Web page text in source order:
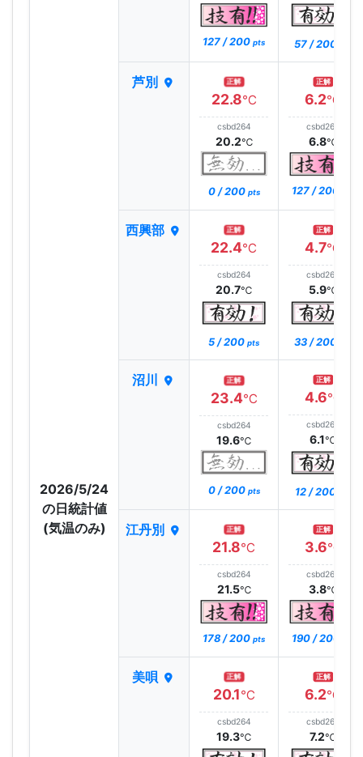
2026/5/24
の日統計値
(気温のみ)
127 / 200 pts 57 / 200
芦別 正解
22.8℃
csbd264
20.2℃
0 / 200 pts
正解
6.2℃
csbd264
6.8℃
127 / 200
西興部 正解
22.4℃
csbd264
20.7℃
5 / 200 pts
正解
4.7℃
csbd264
5.9℃
33 / 200
沼川 正解
23.4℃
csbd264
19.6℃
0 / 200 pts
正解
4.6℃
csbd264
6.1℃
12 / 200
江丹別 正解
21.8℃
csbd264
21.5℃
178 / 200 pts
正解
3.6℃
csbd264
3.8℃
190 / 200
美唄 正解
20.1℃
csbd264
19.3℃
正解
6.2℃
csbd264
7.2℃